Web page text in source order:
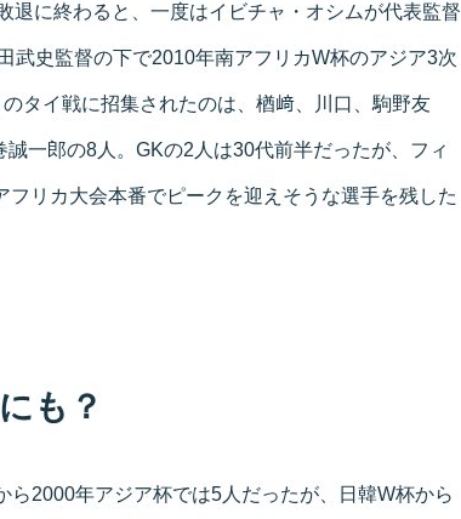
退に終わると、一度はイビチャ・オシムが代表監督
武史監督の下で2010年南アフリカW杯のアジア3次
タイ戦に招集されたのは、楢﨑、川口、駒野友
一郎の8人。GKの2人は30代前半だったが、フィ
リカ大会本番でピークを迎えそうな選手を残した
も？
2000年アジア杯では5人だったが、日韓W杯から